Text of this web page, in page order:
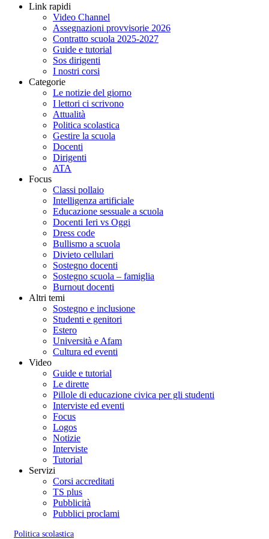
Link rapidi
Video Channel
Assegnazioni provvisorie 2026
Contratto scuola 2025-2027
Guide e tutorial
Sos dirigenti
I nostri corsi
Categorie
Le notizie del giorno
I lettori ci scrivono
Attualità
Politica scolastica
Gestire la scuola
Docenti
Dirigenti
ATA
Focus
Classi pollaio
Intelligenza artificiale
Educazione sessuale a scuola
Docenti Ieri vs Oggi
Dress code
Bullismo a scuola
Divieto cellulari
Sostegno docenti
Sostegno scuola – famiglia
Burnout docenti
Altri temi
Sostegno e inclusione
Studenti e genitori
Estero
Università e Afam
Cultura ed eventi
Video
Guide e tutorial
Le dirette
Pillole di educazione civica per gli studenti
Interviste ed eventi
Focus
Logos
Notizie
Interviste
Tutorial
Servizi
Corsi accreditati
TS plus
Pubblicità
Pubblici proclami
Politica scolastica